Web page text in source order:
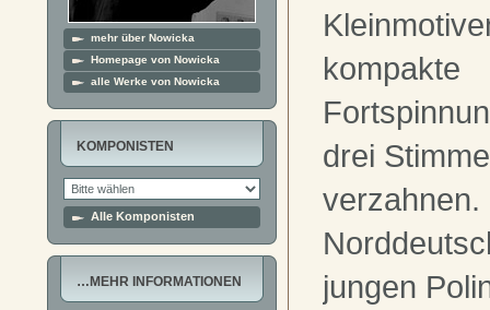
mehr über Nowicka
Homepage von Nowicka
alle Werke von Nowicka
KOMPONISTEN
Alle Komponisten
…MEHR INFORMATIONEN
kompakte
drei
verzahnen.
jungen